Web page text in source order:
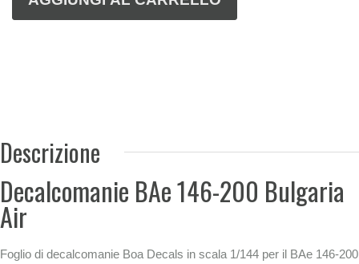
Descrizione
Decalcomanie BAe 146-200 Bulgaria
Air
Foglio di decalcomanie Boa Decals in scala 1/144 per il BAe 146-200